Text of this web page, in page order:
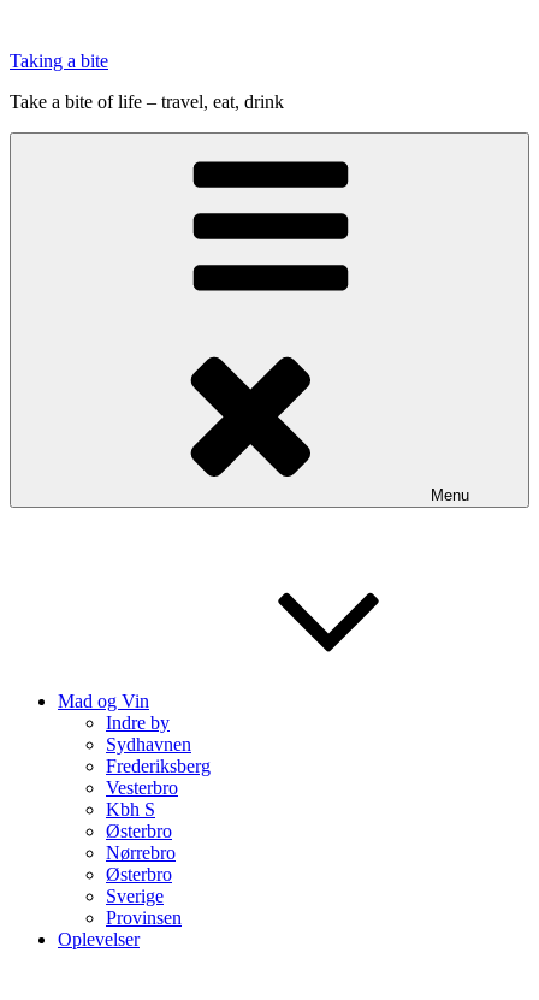
indhold
Taking a bite
Take a bite of life – travel, eat, drink
Menu
Mad og Vin
Indre by
Sydhavnen
Frederiksberg
Vesterbro
Kbh S
Østerbro
Nørrebro
Østerbro
Sverige
Provinsen
Oplevelser